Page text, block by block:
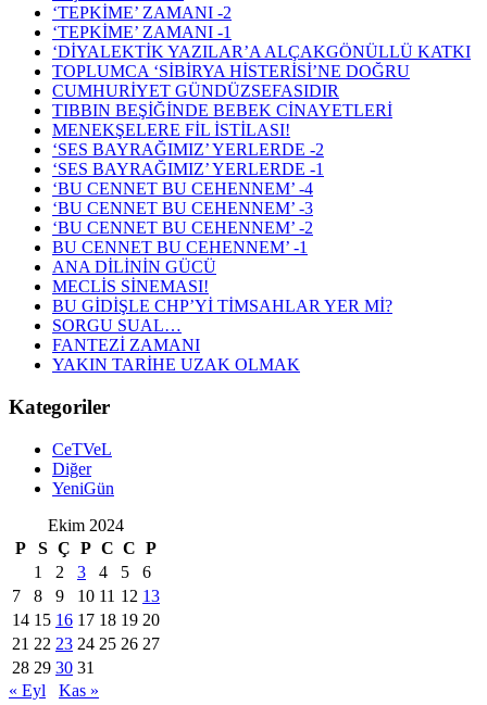
‘TEPKİME’ ZAMANI -2
‘TEPKİME’ ZAMANI -1
‘DİYALEKTİK YAZILAR’A ALÇAKGÖNÜLLÜ KATKI
TOPLUMCA ‘SİBİRYA HİSTERİSİ’NE DOĞRU
CUMHURİYET GÜNDÜZSEFASIDIR
TIBBIN BEŞİĞİNDE BEBEK CİNAYETLERİ
MENEKŞELERE FİL İSTİLASI!
‘SES BAYRAĞIMIZ’ YERLERDE -2
‘SES BAYRAĞIMIZ’ YERLERDE -1
‘BU CENNET BU CEHENNEM’ -4
‘BU CENNET BU CEHENNEM’ -3
‘BU CENNET BU CEHENNEM’ -2
BU CENNET BU CEHENNEM’ -1
ANA DİLİNİN GÜCÜ
MECLİS SİNEMASI!
BU GİDİŞLE CHP’Yİ TİMSAHLAR YER Mİ?
SORGU SUAL…
FANTEZİ ZAMANI
YAKIN TARİHE UZAK OLMAK
Kategoriler
CeTVeL
Diğer
YeniGün
Ekim 2024
P
S Ç P C C P
1
2 3 4 5
6
7
8 9 10 11 12 13
14 15 16 17 18 19 20
21 22 23 24 25 26 27
28 29 30 31
« Eyl
Kas »